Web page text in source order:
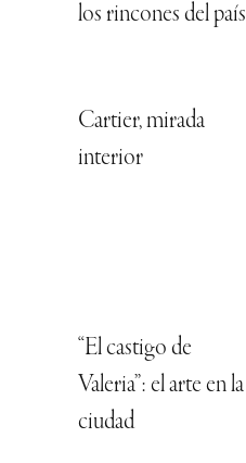
los rincones del país
Cartier, mirada
interior
“El castigo de
Valeria”: el arte en la
ciudad